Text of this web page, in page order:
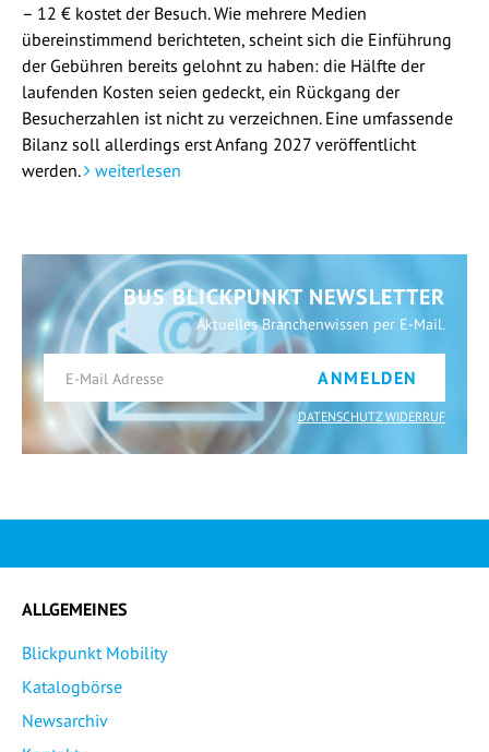
– 12 € kostet der Besuch. Wie mehrere Medien
übereinstimmend berichteten, scheint sich die Einführung
der Gebühren bereits gelohnt zu haben: die Hälfte der
laufenden Kosten seien gedeckt, ein Rückgang der
Besucherzahlen ist nicht zu verzeichnen. Eine umfassende
Bilanz soll allerdings erst Anfang 2027 veröffentlicht
werden.
weiterlesen
BUS BLICKPUNKT NEWSLETTER
Aktuelles Branchenwissen per E-Mail.
ANMELDEN
DATENSCHUTZ WIDERRUF
ALLGEMEINES
Blickpunkt Mobility
Katalogbörse
Newsarchiv